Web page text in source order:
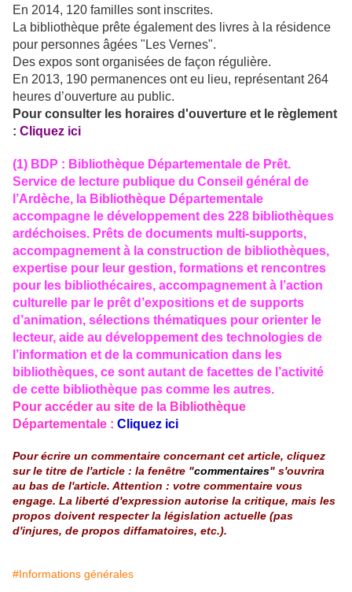
En 2014, 120 familles sont inscrites.
La bibliothèque prête également des livres à la résidence
pour personnes âgées "Les Vernes".
Des expos sont organisées de façon régulière.
En 2013, 190 permanences ont eu lieu, représentant 264
heures d’ouverture au public.
Pour consulter les horaires d'ouverture et le règlement
: Cliquez ici
(1) BDP : Bibliothèque Départementale de Prêt.
Service de lecture publique du Conseil général de
l’Ardèche, la Bibliothèque Départementale
accompagne le développement des 228 bibliothèques
ardéchoises. Prêts de documents multi-supports,
accompagnement à la construction de bibliothèques,
expertise pour leur gestion, formations et rencontres
pour les bibliothécaires, accompagnement à l’action
culturelle par le prêt d’expositions et de supports
d’animation, sélections thématiques pour orienter le
lecteur, aide au développement des technologies de
l’information et de la communication dans les
bibliothèques, ce sont autant de facettes de l’activité
de cette bibliothèque pas comme les autres.
Pour accéder au site de la Bibliothèque
Départementale : Cliquez ici
Pour écrire un commentaire concernant cet article, cliquez
sur le titre de l'article : la fenêtre "commentaires" s'ouvrira
au bas de l'article. Attention : votre commentaire vous
engage. La liberté d'expression autorise la critique, mais les
propos doivent respecter la législation actuelle (pas
d'injures, de propos diffamatoires, etc.).
#Informations générales